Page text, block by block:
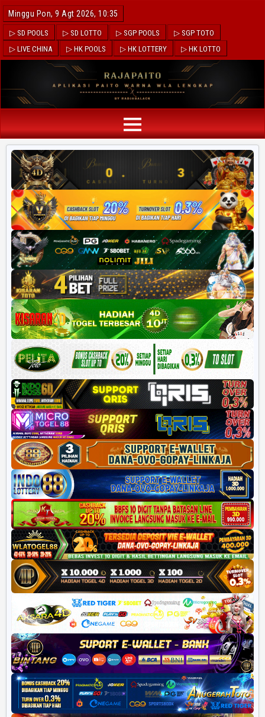
Minggu Pon, 9 Agt 2026, 10:35
▷ SD POOLS ▷ SD LOTTO ▷ SGP POOLS
▷ SGP TOTO
▷ LIVE CHINA
▷ HK POOLS ▷ HK LOTTERY ▷ HK LOTTO